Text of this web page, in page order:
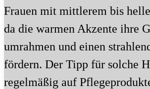
Frauen mit mittlerem bis
da die warmen Akzente ihre
umrahmen und einen
fördern. Der Tipp für solche
regelmäßig auf